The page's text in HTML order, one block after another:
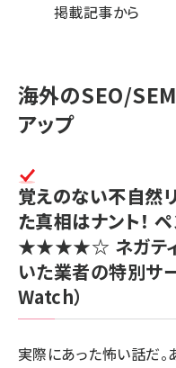
掲載記事から
海外のSEO/
アップ
覚えのない不自然
た真相はナント！
★★★★☆ ネガテ
いた業者の特別サ
Watch）
実際にあった怖い話だ。